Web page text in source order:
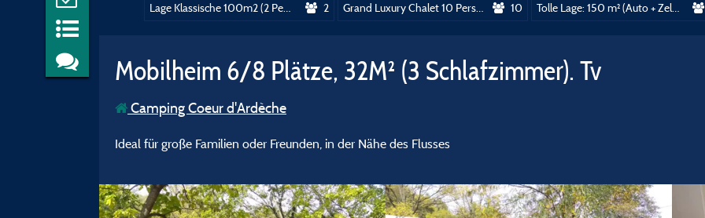
Lage Klassische 100m2 (2 Personen, 1 Zelt, Wohnwagen oder Wohnmobil / 1 Fahrzeug)+ électricité 10A 2 Grand Luxury Chalet 10 Personen 10 Tolle Lage: 150 m² (Auto + Zelt / Wohnwagen / Wohnmobil + Strom 10A)
Mobilheim 6/8 Plätze, 32M² (3 Schlafzimmer). Tv
Camping Coeur d'Ardèche
Ideal für große Familien oder Freunden, in der Nähe des Flusses